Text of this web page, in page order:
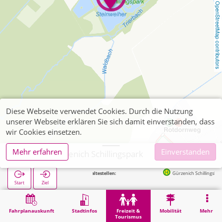
OpenStreetMap contributors
Fahrplanauskunft Stadtinfos
Freizeit &
Tourismus
Mobilität Mehr
Düren, Gürzenich Schillingspark
Start Ziel
Nächste Haltestellen: Gürzenich Schillingshof in
Freizeit & Tourismus Naherholung Düren, Gürzenich Schillingspark
Diese Webseite verwendet Cookies. Durch die Nutzung
unserer Webseite erklären Sie sich damit einverstanden, dass
wir Cookies einsetzen.
Mehr erfahren
Einverstanden